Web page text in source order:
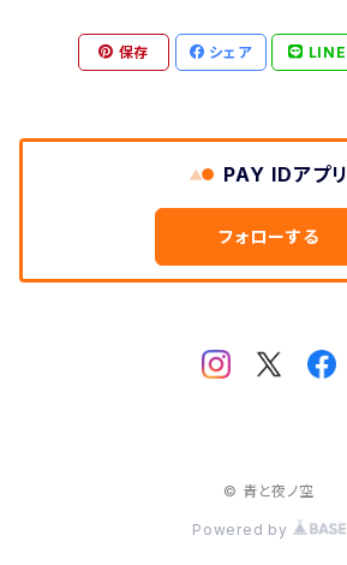
保存 シェア LINE
PAY IDアプリ
フォローする
© 青と夜ノ空
Powered by